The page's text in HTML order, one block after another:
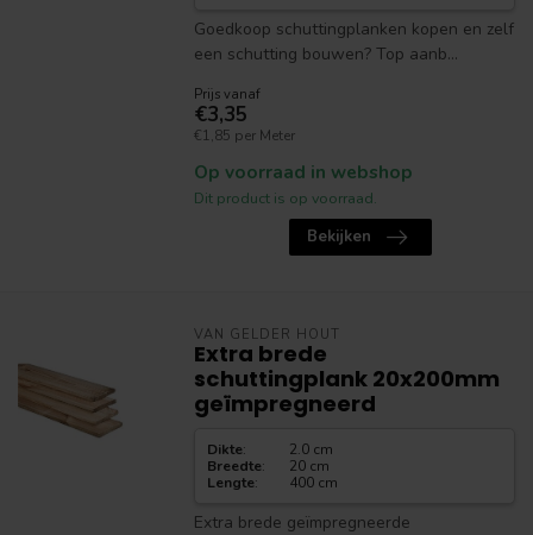
Goedkoop schuttingplanken kopen en zelf
een schutting bouwen? Top aanb...
Prijs vanaf
€3,35
€1,85 per Meter
Op voorraad in webshop
Dit product is op voorraad.
Bekijken
VAN GELDER HOUT
Extra brede
schuttingplank 20x200mm
geïmpregneerd
Dikte:
2.0 cm
Breedte:
20 cm
Lengte: 400 cm
Extra brede geïmpregneerde